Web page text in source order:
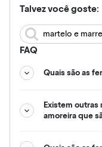
Talvez você goste:
martelo e
FAQ
Quais são as
Existem outras
amoreira que